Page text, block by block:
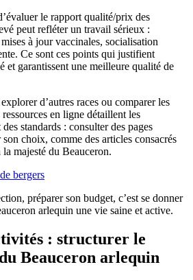
le rapport qualité/prix des
peut refléter un travail sérieux :
à jour vaccinales, socialisation
Ce sont ces points qui justifient
et garantissent une meilleure qualité de
d’autres races ou comparer les
en ligne détaillent les
standards : consulter des pages
choix, comme des articles consacrés
majesté du Beauceron.
bergers
préparer son budget, c’est se donner
arlequin une vie saine et active.
: structurer le
Beauceron arlequin